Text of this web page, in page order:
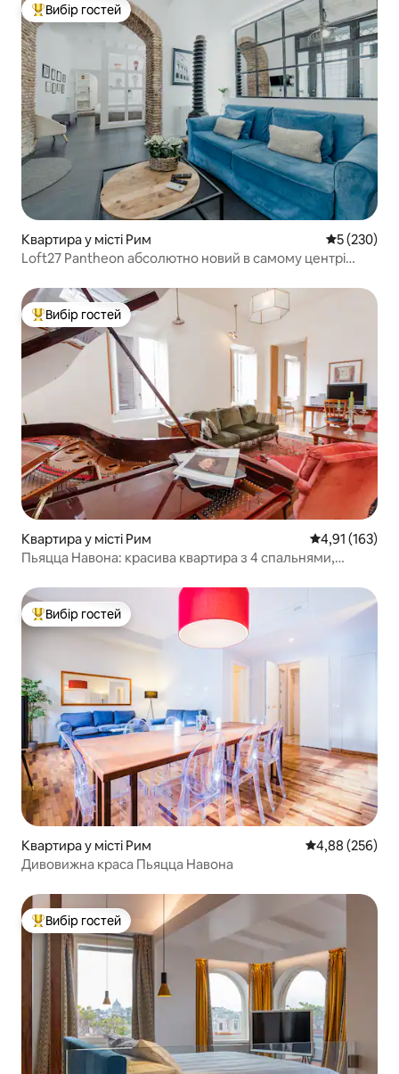
Топ вибір гостей
Вибір гостей
Квартира у місті Рим Середня
5 (230)
Loft27 Pantheon абсолютно новий в самому центрі
Топ вибір гостей
Вибір гостей
Квартира у місті Рим Середня
4,91 (163)
Пьяцца Навона: красива квартира з 4 спальнями,
Топ вибір гостей
Вибір гостей
Квартира у місті Рим Середня
4,88 (256)
Дивовижна краса Пьяцца Навона
Топ вибір гостей
Вибір гостей